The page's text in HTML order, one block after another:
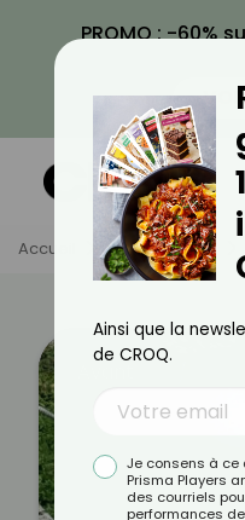
PROMO : -60%
Accueil Témoignages
Ainsi que la
de CROQ.
Je consens à ce
Prisma Players
des courriels
performances